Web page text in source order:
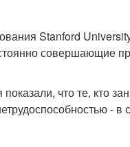
Stanford
совершающие
что те, кто
-